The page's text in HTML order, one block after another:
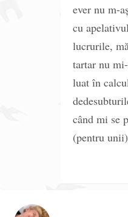
ever nu m-
cu
lucrurile,
tartar nu
luat în
când mi se
(pentru